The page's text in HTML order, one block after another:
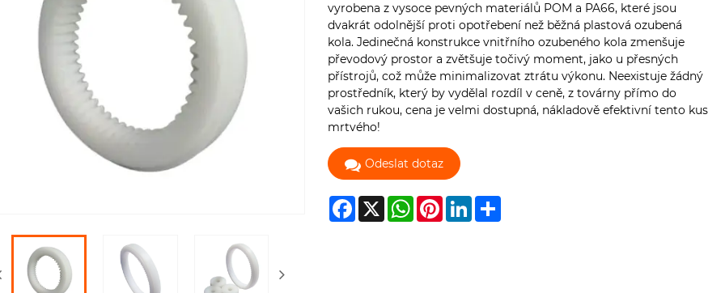
vyrobena z vysoce pevných materiálů POM a PA66, které jsou
dvakrát odolnější proti opotřebení než běžná plastová ozubená
kola. Jedinečná konstrukce vnitřního ozubeného kola zmenšuje
převodový prostor a zvětšuje točivý moment, jako u přesných
přístrojů, což může minimalizovat ztrátu výkonu. Neexistuje žádný
prostředník, který by vydělal rozdíl v ceně, z továrny přímo do
vašich rukou, cena je velmi dostupná, nákladově efektivní tento kus
mrtvého!
Odeslat dotaz
Facebook
X WhatsApp
PinterestLinkedInShare